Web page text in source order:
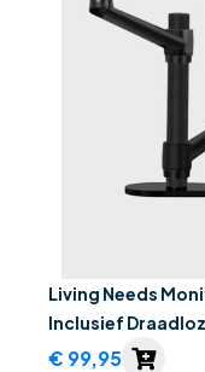
Living Needs
Inclusief
€ 99,95